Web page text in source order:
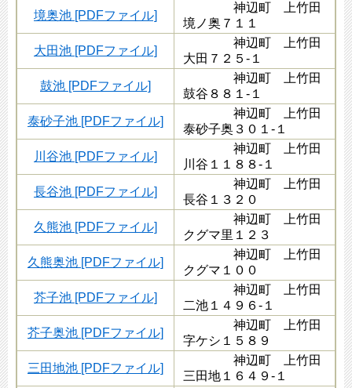
境奥池 [PDFファイル]
神辺町 上竹田
境ノ奥７１１
大田池 [PDFファイル]
神辺町 上竹田
大田７２５-１
鼓池 [PDFファイル]
神辺町 上竹田
鼓谷８８１-１
泰砂子池 [PDFファイル]
神辺町 上竹田
泰砂子奥３０１-１
川谷池 [PDFファイル]
神辺町 上竹田
川谷１１８８-１
長谷池 [PDFファイル]
神辺町 上竹田
長谷１３２０
久熊池 [PDFファイル]
神辺町 上竹田
クグマ里１２３
久熊奥池 [PDFファイル]
神辺町 上竹田
クグマ１００
芥子池 [PDFファイル]
神辺町 上竹田
二池１４９６-１
芥子奥池 [PDFファイル]
神辺町 上竹田
字ケシ１５８９
三田地池 [PDFファイル]
神辺町 上竹田
三田地１６４９-１